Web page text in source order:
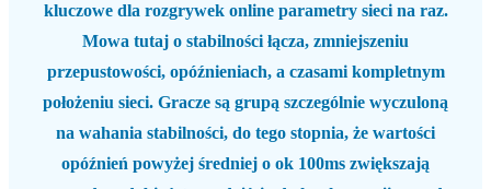
kluczowe dla rozgrywek online parametry sieci na raz.
Mowa tutaj o stabilności łącza, zmniejszeniu
przepustowości, opóźnieniach, a czasami kompletnym
położeniu sieci. Gracze są grupą szczególnie wyczuloną
na wahania stabilności, do tego stopnia, że wartości
opóźnień powyżej średniej o ok 100ms zwiększają